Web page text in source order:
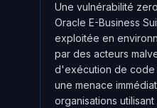
Une vulnérabilité
Oracle E-Business
exploitée en
par des acteurs
d'exécution de code
une menace
organisations